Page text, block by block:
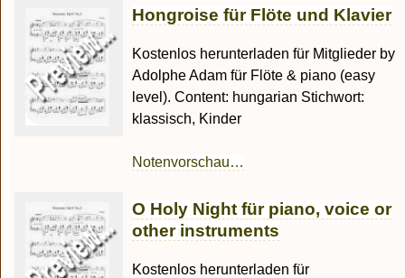
Hongroise für Flöte und Klavier
Kostenlos herunterladen für Mitglieder by
Adolphe Adam für Flöte & piano (easy
level). Content: hungarian Stichwort:
klassisch, Kinder
Notenvorschau…
O Holy Night für piano, voice or
other instruments
Kostenlos herunterladen für